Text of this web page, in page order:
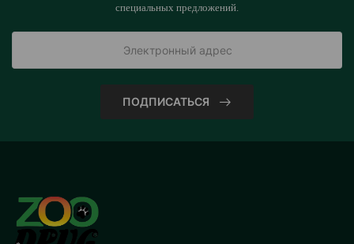
специальных предложений.
ПОДПИСАТЬСЯ